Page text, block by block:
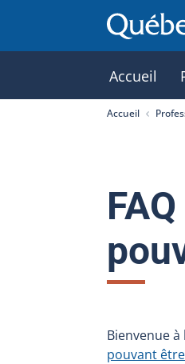
Accueil
Accueil
Bienvenue
pouvant